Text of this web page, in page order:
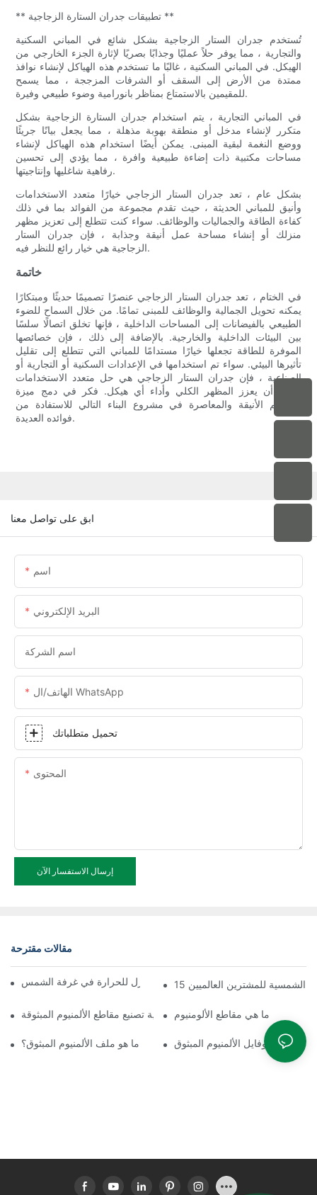
** تطبيقات جدران الستارة الزجاجية **
تُستخدم جدران الستار الزجاجية بشكل شائع في المباني السكنية
والتجارية ، مما يوفر حلاً عمليًا وجذابًا بصريًا لإثارة الجزء الخارجي من
الهيكل. في المباني السكنية ، غالبًا ما تستخدم هذه الهياكل لإنشاء نوافذ
ممتدة من الأرض إلى السقف أو الشرفات المزججة ، مما يسمح
للمقيمين بالاستمتاع بمناظر بانورامية وضوء طبيعي وفيرة.
في المباني التجارية ، يتم استخدام جدران الستارة الزجاجية بشكل
متكرر لإنشاء مدخل أو منطقة بهوبة مذهلة ، مما يجعل بيانًا جريئًا
ووضع النغمة لبقية المبنى. يمكن أيضًا استخدام هذه الهياكل لإنشاء
مساحات مكتبية ذات إضاءة طبيعية وافرة ، مما يؤدي إلى تحسين
رفاهية شاغليها وإنتاجيتها.
بشكل عام ، تعد جدران الستار الزجاجي خيارًا متعدد الاستخدامات
وأنيق للمباني الحديثة ، حيث تقدم مجموعة من الفوائد بما في ذلك
كفاءة الطاقة والجماليات والوظائف. سواء كنت تتطلع إلى تعزيز مظهر
منزلك أو إنشاء مساحة عمل أنيقة وجذابة ، فإن جدران الستار
الزجاجية هي خيار رائع للنظر فيه.
خاتمة
في الختام ، تعد جدران الستار الزجاجي عنصرًا تصميمًا حديثًا ومبتكارًا
يمكنه تحويل الجمالية والوظائف للمبنى تمامًا. من خلال السماح للضوء
الطبيعي بالفيضانات إلى المساحات الداخلية ، فإنها تخلق اتصالًا سلسًا
بين البيئات الداخلية والخارجية. بالإضافة إلى ذلك ، فإن خصائصها
الموفرة للطاقة تجعلها خيارًا مستدامًا للمباني التي تتطلع إلى تقليل
تأثيرها البيئي. سواء تم استخدامها في الإعدادات السكنية أو التجارية أو
الصناعية ، فإن جدران الستار الزجاجي هي حل متعدد الاستخدامات
يمكن أن يعزز المظهر الكلي وأداء أي هيكل. فكر في دمج ميزة
التصميم الأنيقة والمعاصرة في مشروع البناء التالي للاستفادة من
فوائده العديدة.
ابق على تواصل معنا
اسم
البريد الإلكتروني
اسم الشركة
الهاتف/ال WhatsApp
تحميل متطلباتك
المحتوى
إرسال الاستفسار الآن
مقالات مقترحة
تجميع سريع لملف الألمنيوم العازل للحرارة في غرفة الشمس
الشمسية للمشترين العالميين
عملية تصنيع مقاطع الألمنيوم المبثوقة ما هي مقاطع الألومنيوم
ما هو ملف الألمنيوم المبثوق؟ سعر بروفايل الألمنيوم المبثوق